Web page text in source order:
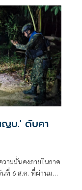
ญบ.' ดับคา
ามมั่นคงภายในภาค
นที่ 6 ส.ค. ที่ผ่านมา